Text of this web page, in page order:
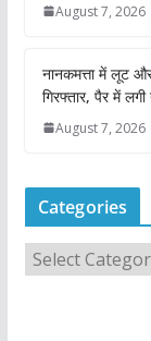
August 7, 2026
नानकमत्ता में लूट
गिरफ्तार, पैर में लगी
August 7, 2026
Categories
a